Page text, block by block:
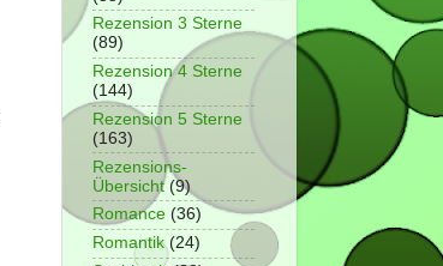
Rezension 3 Sterne
(89)
Rezension 4 Sterne
(144)
Rezension 5 Sterne
(163)
Rezensions-
Übersicht (9)
Romance (36)
Romantik (24)